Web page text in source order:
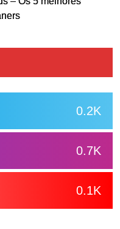
0.2K
0.7K
0.1K